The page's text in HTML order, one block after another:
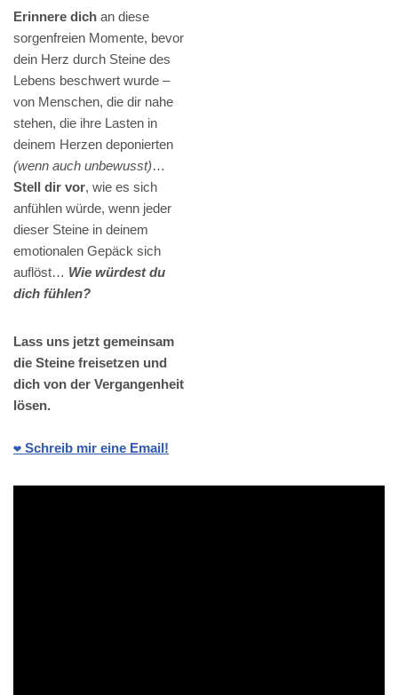
Erinnere dich an diese
sorgenfreien Momente, bevor
dein Herz durch Steine des
Lebens beschwert wurde –
von Menschen, die dir nahe
stehen, die ihre Lasten in
deinem Herzen deponierten
(wenn auch unbewusst)…
Stell dir vor, wie es sich
anfühlen würde, wenn jeder
dieser Steine in deinem
emotionalen Gepäck sich
auflöst… Wie würdest du
dich fühlen?
Lass uns jetzt gemeinsam
die Steine freisetzen und
dich von der Vergangenheit
lösen.
❤️ Schreib mir eine Email!